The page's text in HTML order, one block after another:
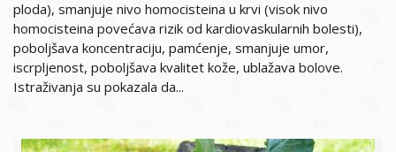
ploda), smanjuje nivo homocisteina u krvi (visok nivo
homocisteina povećava rizik od kardiovaskularnih bolesti),
poboljšava koncentraciju, pamćenje, smanjuje umor,
iscrpljenost, poboljšava kvalitet kože, ublažava bolove.
Istraživanja su pokazala da...